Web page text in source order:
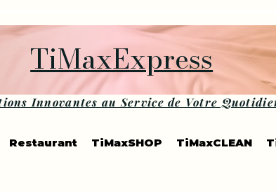
TiMaxExpress
Innovantes au Service de Votre
Restaurant TiMaxSHOP TiMaxCLEAN